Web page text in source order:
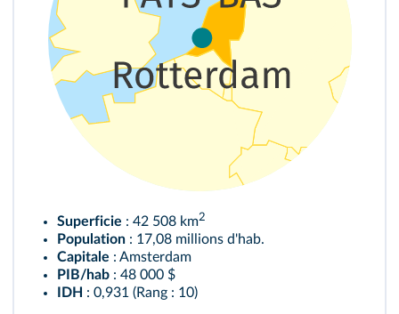
Superficie : 42 508 km2
Population : 17,08 millions d'hab.
Capitale : Amsterdam
PIB/hab : 48 000 $
IDH : 0,931 (Rang : 10)